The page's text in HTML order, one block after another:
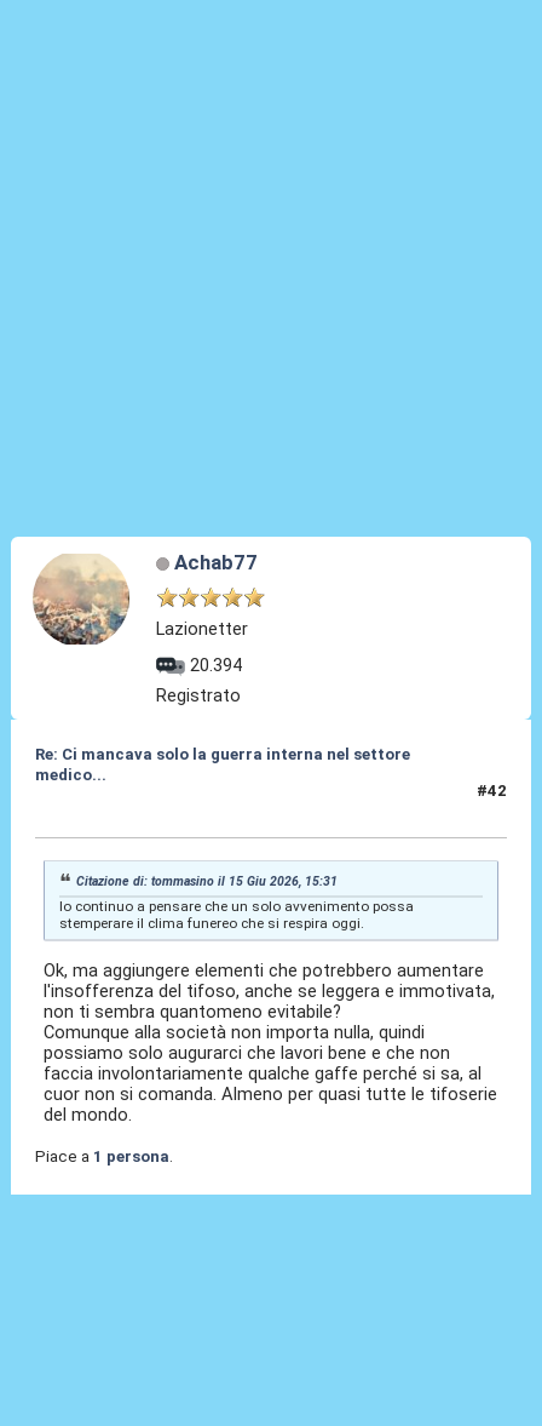
Achab77
Lazionetter
20.394
Registrato
Re: Ci mancava solo la guerra interna nel settore
medico...
#42
Citazione di: tommasino il 15 Giu 2026, 15:31
Io continuo a pensare che un solo avvenimento possa
stemperare il clima funereo che si respira oggi.
Ok, ma aggiungere elementi che potrebbero aumentare
l'insofferenza del tifoso, anche se leggera e immotivata,
non ti sembra quantomeno evitabile?
Comunque alla società non importa nulla, quindi
possiamo solo augurarci che lavori bene e che non
faccia involontariamente qualche gaffe perché si sa, al
cuor non si comanda. Almeno per quasi tutte le tifoserie
del mondo.
Piace a 1 persona.